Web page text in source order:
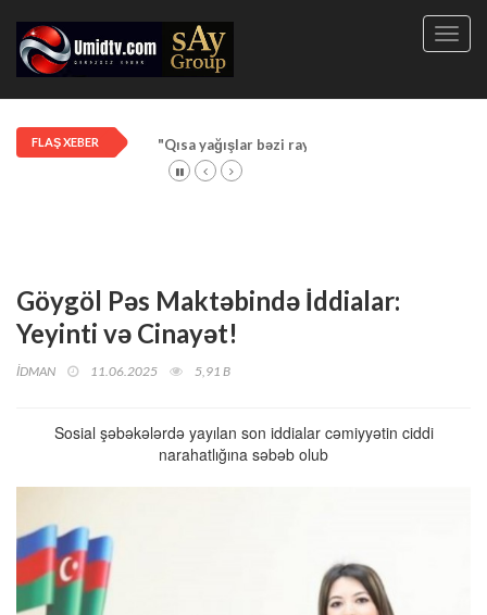
FLAŞ XEBER "Qısa yağışlar bəzi rayonlarda davam edir"
Göygöl Pəs Maktəbində İddialar:
Yeyinti və Cinayət!
İDMAN 11.06.2025 5,91 B
Sosial şəbəkələrdə yayılan son iddialar cəmiyyətin ciddi
narahatlığına səbəb olub